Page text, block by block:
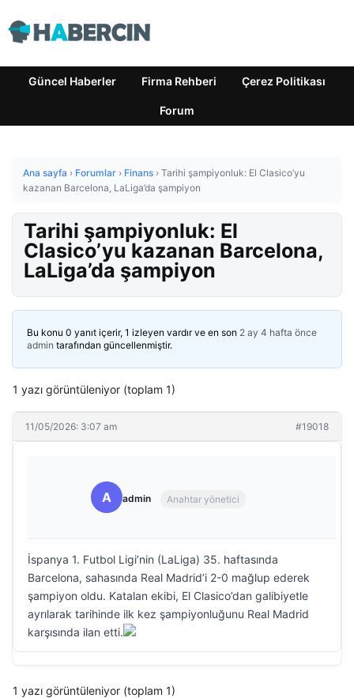
Güncel Haberler Firma Rehberi Çerez Politikası
Forum
Ana sayfa › Forumlar › Finans › Tarihi şampiyonluk: El Clasico’yu
kazanan Barcelona, LaLiga’da şampiyon
Tarihi şampiyonluk: El
Clasico’yu kazanan Barcelona,
LaLiga’da şampiyon
Bu konu 0 yanıt içerir, 1 izleyen vardır ve en son 2 ay 4 hafta önce
admin tarafından güncellenmiştir.
1 yazı görüntüleniyor (toplam 1)
11/05/2026: 3:07 am #19018
A admin Anahtar yönetici
İspanya 1. Futbol Ligi’nin (LaLiga) 35. haftasında
Barcelona, sahasında Real Madrid’i 2-0 mağlup ederek
şampiyon oldu. Katalan ekibi, El Clasico’dan galibiyetle
ayrılarak tarihinde ilk kez şampiyonluğunu Real Madrid
karşısında ilan etti.
1 yazı görüntüleniyor (toplam 1)